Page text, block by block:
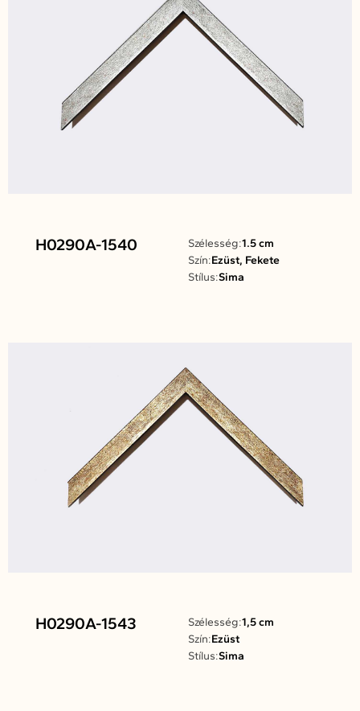
H0290A-1540 Szélesség:1.5 cm
Szín:Ezüst, Fekete
Stílus:Sima
H0290A-1543 Szélesség:1,5 cm
Szín:Ezüst
Stílus:Sima